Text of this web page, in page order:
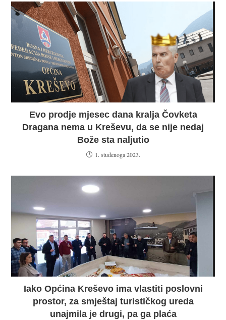
Evo prodje mjesec dana kralja Čovketa
Dragana nema u Kreševu, da se nije nedaj
Bože sta naljutio
1. studenoga 2023.
Iako Općina Kreševo ima vlastiti poslovni
prostor, za smještaj turističkog ureda
unajmila je drugi, pa ga plaća